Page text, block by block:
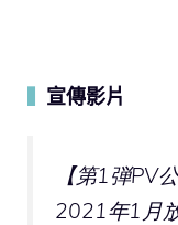
宣傳影片
【第1弾PV
2021年1月